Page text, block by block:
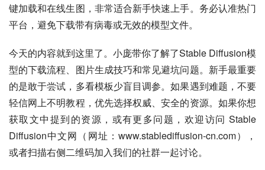
键加载和在线生图，非常适合新手快速上手。务必认准热门
平台，避免下载带有病毒或无效的模型文件。
今天的内容就到这里了。小庞带你了解了Stable Diffusion模
型的下载流程、图片生成技巧和常见避坑问题。新手最重要
的是敢于尝试，多看模板少盲目调参。如果遇到难题，不要
轻信网上不明教程，优先选择权威、安全的资源。如果你想
获取文中提到的资源，或有更多问题，欢迎访问 Stable
Diffusion中文网（网址：www.stablediffusion-cn.com），
或者扫描右侧二维码加入我们的社群一起讨论。